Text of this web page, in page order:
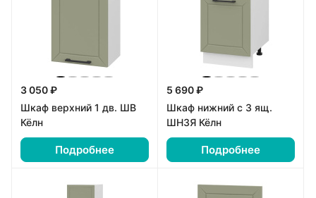
3 050 ₽
Шкаф верхний 1 дв. ШВ
Кёлн
Подробнее
5 690 ₽
Шкаф нижний с 3 ящ.
ШН3Я Кёлн
Подробнее